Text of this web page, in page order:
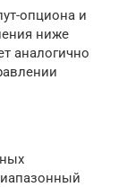
опциона и
ниже
аналогично